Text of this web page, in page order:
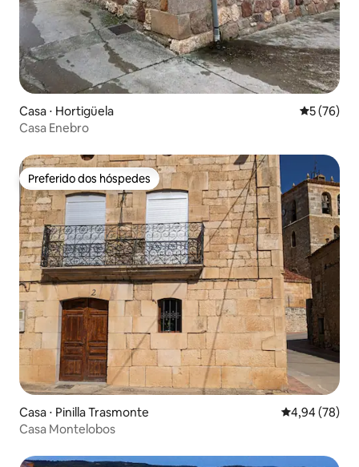
Casa ⋅ Hortigüela 5 de uma
5 (76)
Casa Enebro
Preferido dos hóspedes
Preferido dos hóspedes
Casa ⋅ Pinilla Trasmonte 4,94 de uma
4,94 (78)
Casa Montelobos